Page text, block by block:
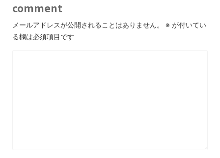
comment
メールアドレスが公開されることはありません。 ※ が付いてい
る欄は必須項目です